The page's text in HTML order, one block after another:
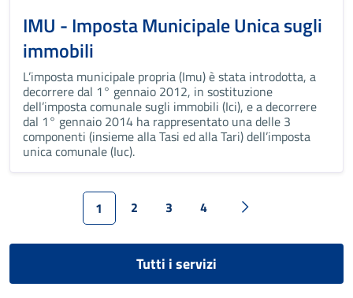
IMU - Imposta Municipale Unica sugli
immobili
L’imposta municipale propria (Imu) è stata introdotta, a
decorrere dal 1° gennaio 2012, in sostituzione
dell’imposta comunale sugli immobili (Ici), e a decorrere
dal 1° gennaio 2014 ha rappresentato una delle 3
componenti (insieme alla Tasi ed alla Tari) dell’imposta
unica comunale (Iuc).
1 2 3 4
Tutti i servizi